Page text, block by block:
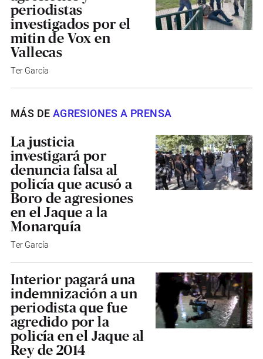
periodistas
investigados por el
mitin de Vox en
Vallecas
Ter García
MÁS DEAGRESIONES A PRENSA
La justicia
investigará por
denuncia falsa al
policía que acusó a
Boro de agresiones
en el Jaque a la
Monarquía
Ter García
Interior pagará una
indemnización a un
periodista que fue
agredido por la
policía en el Jaque al
Rey de 2014